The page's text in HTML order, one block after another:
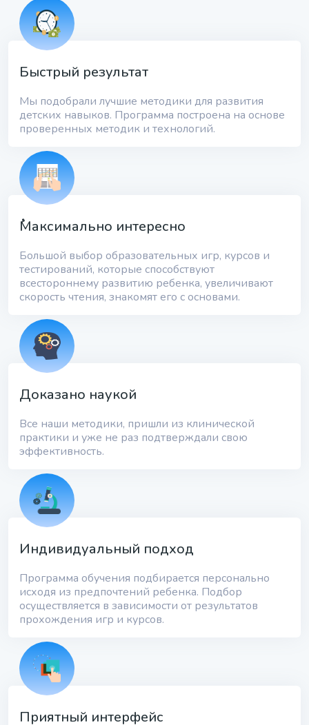
Быстрый результат
Мы подобрали лучшие методики для развития
детских навыков. Программа построена на основе
проверенных методик и технологий.
ُُМаксимально интересно
Большой выбор образовательных игр, курсов и
тестирований, которые способствуют
всестороннему развитию ребенка, увеличивают
скорость чтения, знакомят его с основами.
Доказано наукой
Все наши методики, пришли из клинической
практики и уже не раз подтверждали свою
эффективность.
Индивидуальный подход
Программа обучения подбирается персонально
исходя из предпочтений ребенка. Подбор
осуществляется в зависимости от результатов
прохождения игр и курсов.
Приятный интерфейс